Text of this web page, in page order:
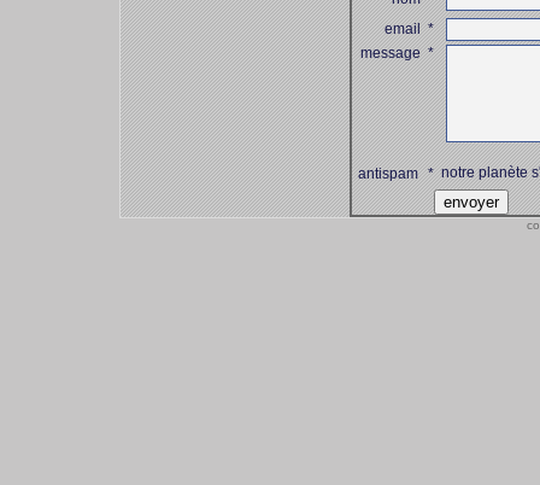
email*
message*
antispam *notre planète